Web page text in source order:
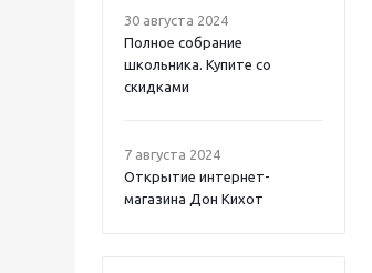
30 августа 2024
Полное собрание
школьника. Купите со
скидками
7 августа 2024
Открытие интернет-
магазина Дон Кихот